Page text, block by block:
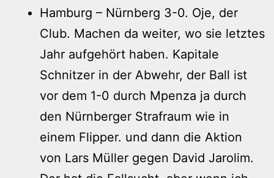
Hamburg – Nürnberg 3-0. Oje, der
Club. Machen da weiter, wo sie letztes
Jahr aufgehört haben. Kapitale
Schnitzer in der Abwehr, der Ball ist
vor dem 1-0 durch Mpenza ja durch
den Nürnberger Strafraum wie in
einem Flipper. und dann die Aktion
von Lars Müller gegen David Jarolim.